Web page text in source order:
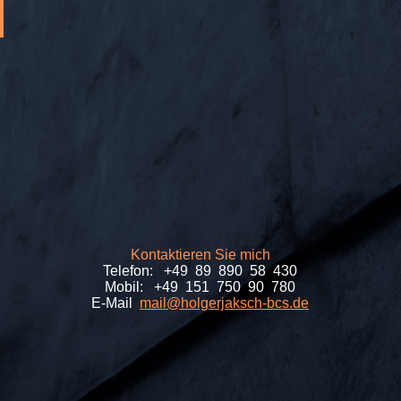
Kontaktieren Sie mich
Telefon: +49 89 890 58 430
Mobil: +49 151 750 90 780
E-Mail mail@holgerjaksch-bcs.de